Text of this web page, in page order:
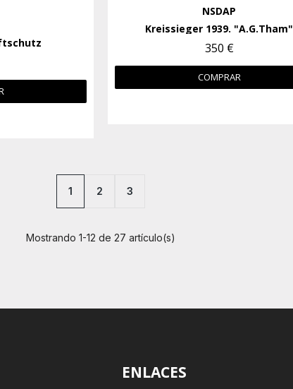
NSDAP
Kreissieger 1939. "A.G.Tham"
350 €
COMPRAR
1 2 3
Mostrando 1-12 de 27 artículo(s)
ENLACES